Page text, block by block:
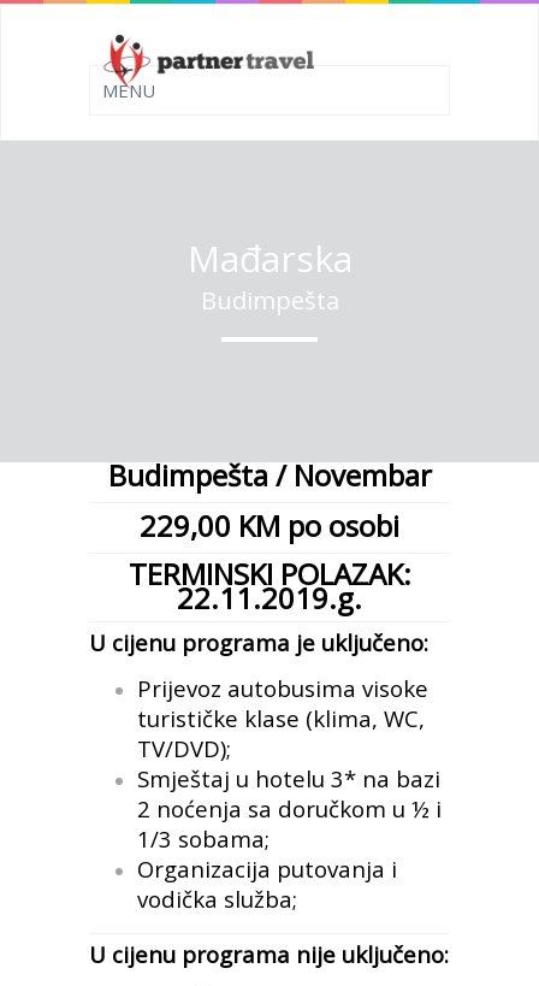
Mađarska
Budimpešta
Budimpešta / Novembar
229,00 KM po osobi
TERMINSKI POLAZAK:
22.11.2019.g.
U cijenu programa je uključeno:
Prijevoz autobusima visoke
turističke klase (klima, WC,
TV/DVD);
Smještaj u hotelu 3* na bazi
2 noćenja sa doručkom u ½ i
1/3 sobama;
Organizacija putovanja i
vodička služba;
U cijenu programa nije uključeno: